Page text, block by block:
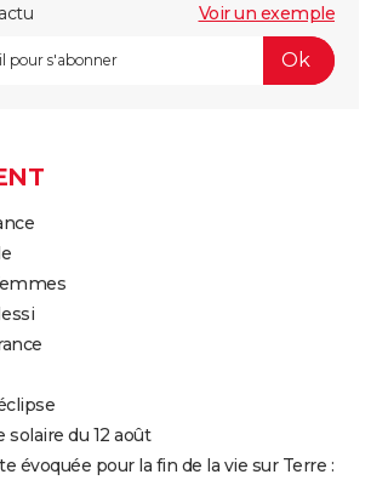
Voir un exemple
solaire du 12 août
évoquée pour la fin de la vie sur Terre :